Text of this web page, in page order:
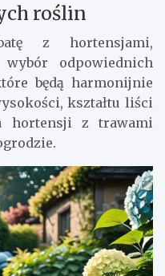
roślin
z hortensjami,
odpowiednich
będą harmonijnie
kształtu liści
hortensji z trawami